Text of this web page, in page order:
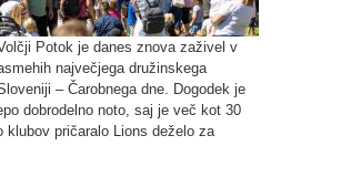
Potok je danes znova zaživel v
največjega družinskega
– Čarobnega dne. Dogodek je
dobrodelno noto, saj je več kot 30
klubov pričaralo Lions deželo za